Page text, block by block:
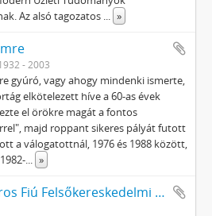
Az alsó tagozatos ... »
- 2003
gyúró, vagy ahogy mindenki ismerte,
elkötelezett híve a 60-as évek
el örökre magát a fontos
majd roppant sikeres pályát futott
a válogatottnál, 1976 és 1988 között,
... »
Győr Város Fiú Felsőkereskedelmi Iskolája